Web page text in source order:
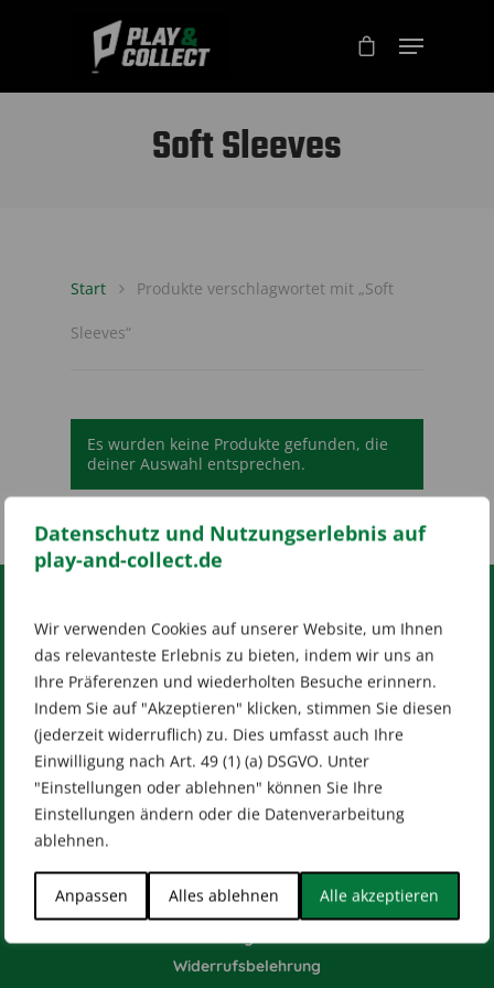
Datenschutz und Nutzungserlebnis auf
play-and-collect.de
Wir verwenden Cookies auf unserer Website, um Ihnen
das relevanteste Erlebnis zu bieten, indem wir uns an
Ihre Präferenzen und wiederholten Besuche erinnern.
Indem Sie auf "Akzeptieren" klicken, stimmen Sie diesen
(jederzeit widerruflich) zu. Dies umfasst auch Ihre
Einwilligung nach Art. 49 (1) (a) DSGVO. Unter
"Einstellungen oder ablehnen" können Sie Ihre
Einstellungen ändern oder die Datenverarbeitung
ablehnen.
Anpassen Alles ablehnen Alle akzeptieren
Soft Sleeves
Start Produkte verschlagwortet mit „Soft
Sleeves“
Es wurden keine Produkte gefunden, die
deiner Auswahl entsprechen.
RECHTLICHES
Impressum AGB
Datenschutz
[wt_cli_manage_consent]
Designed byDilly
HILFE & KONTAKT
Versandarten
Widerrufsbelehrung